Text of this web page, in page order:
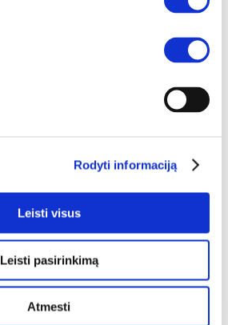
Rodyti informaciją
Leisti visus
Leisti pasirinkimą
Atmesti
Į krepšelį